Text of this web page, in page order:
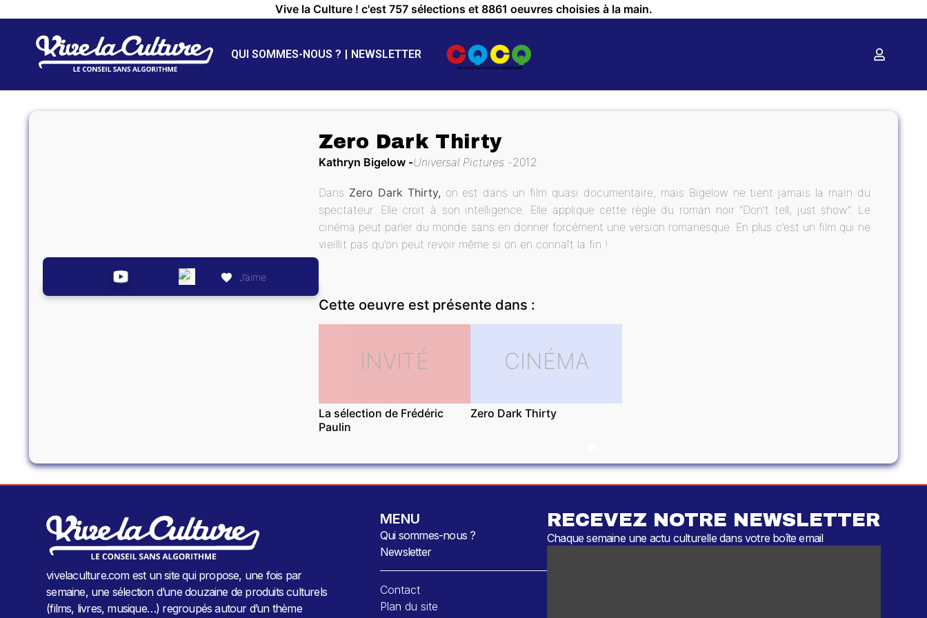
Vive la Culture ! c'est 757 sélections et 8861 oeuvres choisies à la main.
QUI SOMMES-NOUS ? NEWSLETTER
J’aime
Zero Dark Thirty
Kathryn Bigelow Universal Pictures 2012
Dans Zero Dark Thirty, on est dans un film quasi documentaire, mais Bigelow ne tient jamais la main du
spectateur. Elle croit à son intelligence. Elle applique cette règle du roman noir “Don’t tell, just show”. Le
cinéma peut parler du monde sans en donner forcément une version romanesque. En plus c’est un film qui ne
vieillit pas qu’on peut revoir même si on en connaît la fin !
Cette oeuvre est présente dans :
INVITÉ
La sélection de Frédéric
Paulin
CINÉMA
Zero Dark Thirty
vivelaculture.com est un site qui propose, une fois par
semaine, une sélection d’une douzaine de produits culturels
(films, livres, musique…) regroupés autour d’un thème
MENU
Qui sommes-nous ?
Newsletter
Contact
Plan du site
RECEVEZ NOTRE NEWSLETTER
Chaque semaine une actu culturelle dans votre boîte email